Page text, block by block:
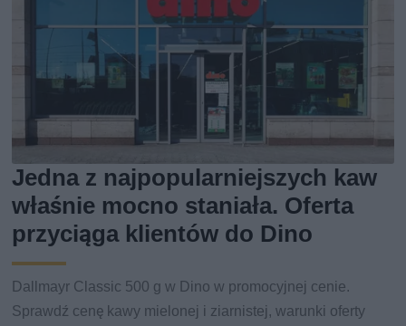
Jedna z najpopularniejszych kaw
właśnie mocno staniała. Oferta
przyciąga klientów do Dino
Dallmayr Classic 500 g w Dino w promocyjnej cenie.
Sprawdź cenę kawy mielonej i ziarnistej, warunki oferty